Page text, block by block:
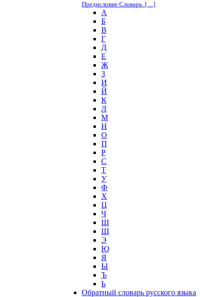
Предисловие Словарь […]
А
Б
В
Г
Д
Е
Ж
З
И
Й
К
Л
М
Н
О
П
Р
С
Т
У
Ф
Х
Ц
Ч
Ш
Щ
Э
Ю
Я
Ы
Ъ
Ь
Обратный словарь русского языка